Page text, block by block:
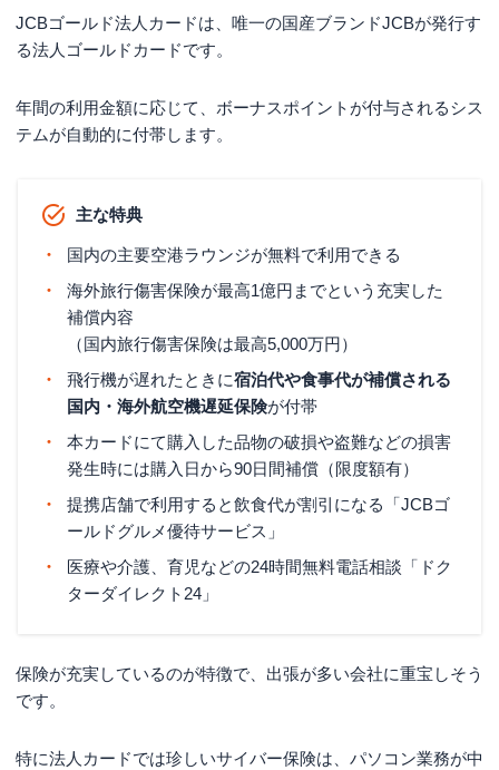
■法人の本人確認書類 現在事項全部証
ート・在留カード・特別永住者証明書
等・マイナンバー（個人番号）カー
JCBゴールド法人カードは、唯一の国産ブランドJCBが発行す
る法人ゴールドカードです。
年間の利用金額に応じて、ボーナスポイントが付与されるシス
テムが自動的に付帯します。
主な特典
国内の主要空港ラウンジが無料で利用できる
海外旅行傷害保険が最高1億円までという充実した
補償内容
（国内旅行傷害保険は最高5,000万円）
飛行機が遅れたときに宿泊代や食事代が補償される
国内・海外航空機遅延保険が付帯
本カードにて購入した品物の破損や盗難などの損害
発生時には購入日から90日間補償（限度額有）
提携店舗で利用すると飲食代が割引になる「JCBゴ
ールドグルメ優待サービス」
医療や介護、育児などの24時間無料電話相談「ドク
ターダイレクト24」
保険が充実しているのが特徴で、出張が多い会社に重宝しそう
です。
特に法人カードでは珍しいサイバー保険は、パソコン業務が中